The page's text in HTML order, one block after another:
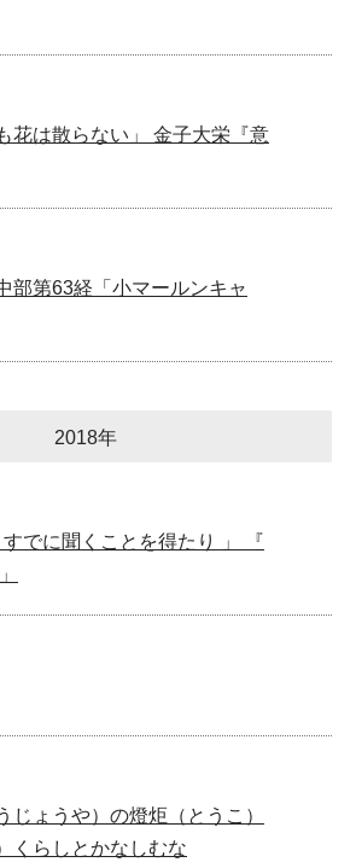
花は散らない」 金子大栄『意
部第63経「小マールンキャ
2018年
すでに聞くことを得たり 」 『
じょうや）の燈炬（とうこ）
くらしとかなしむな